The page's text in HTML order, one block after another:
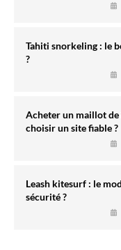
Tahiti snorkeling : le
?
Acheter un maillot de
choisir un site fiable ?
Leash kitesurf : le
sécurité ?